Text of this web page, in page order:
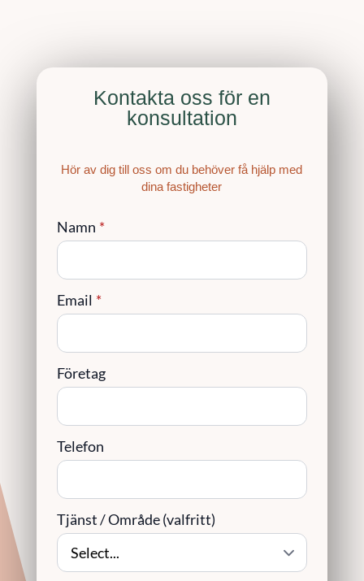
Kontakta oss för en
konsultation
Hör av dig till oss om du behöver få hjälp med
dina fastigheter
Namn *
Email *
Företag
Telefon
Tjänst / Område (valfritt)